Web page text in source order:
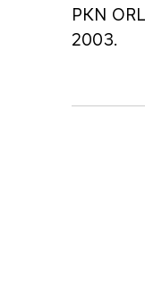
PKN
2003.